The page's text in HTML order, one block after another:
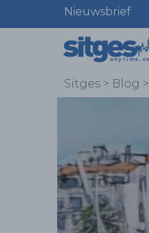
Nieuwsbrief
Sitges > Blog >